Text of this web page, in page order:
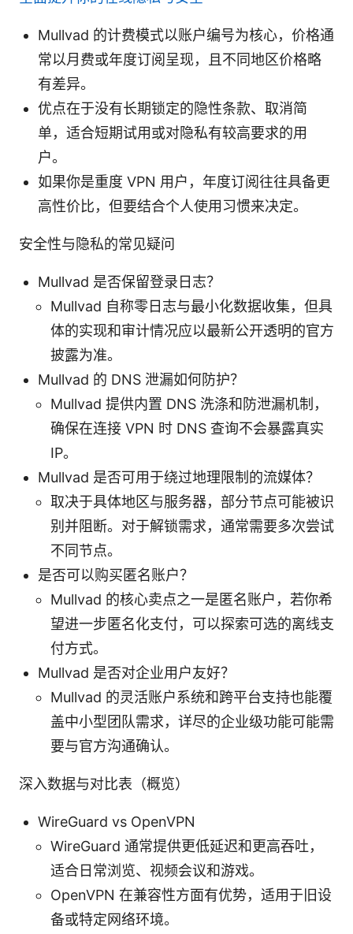
Mullvad 的计费模式以账户编号为核心，价格通
常以月费或年度订阅呈现，且不同地区价格略
有差异。
优点在于没有长期锁定的隐性条款、取消简
单，适合短期试用或对隐私有较高要求的用
户。
如果你是重度 VPN 用户，年度订阅往往具备更
高性价比，但要结合个人使用习惯来决定。
安全性与隐私的常见疑问
Mullvad 是否保留登录日志？
Mullvad 自称零日志与最小化数据收集，但具
体的实现和审计情况应以最新公开透明的官方
披露为准。
Mullvad 的 DNS 泄漏如何防护？
Mullvad 提供内置 DNS 洗涤和防泄漏机制，
确保在连接 VPN 时 DNS 查询不会暴露真实
IP。
Mullvad 是否可用于绕过地理限制的流媒体？
取决于具体地区与服务器，部分节点可能被识
别并阻断。对于解锁需求，通常需要多次尝试
不同节点。
是否可以购买匿名账户？
Mullvad 的核心卖点之一是匿名账户，若你希
望进一步匿名化支付，可以探索可选的离线支
付方式。
Mullvad 是否对企业用户友好？
Mullvad 的灵活账户系统和跨平台支持也能覆
盖中小型团队需求，详尽的企业级功能可能需
要与官方沟通确认。
深入数据与对比表（概览）
WireGuard vs OpenVPN
WireGuard 通常提供更低延迟和更高吞吐，
适合日常浏览、视频会议和游戏。
OpenVPN 在兼容性方面有优势，适用于旧设
备或特定网络环境。